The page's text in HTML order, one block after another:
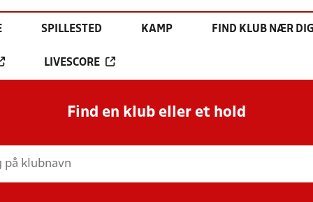
SPILLESTED KAMP FIND KLUB NÆR
LIVESCORE
Find en klub eller et hold